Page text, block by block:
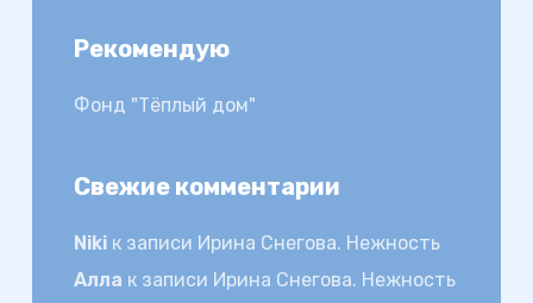
Рекомендую
Фонд "Тёплый дом"
Свежие комментарии
Nikiк записи Ирина Снегова. Нежность
Алла к записи Ирина Снегова. Нежность